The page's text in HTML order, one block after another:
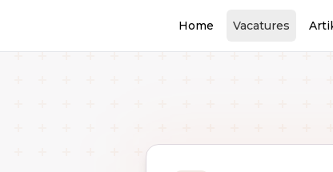
Home Vacatures